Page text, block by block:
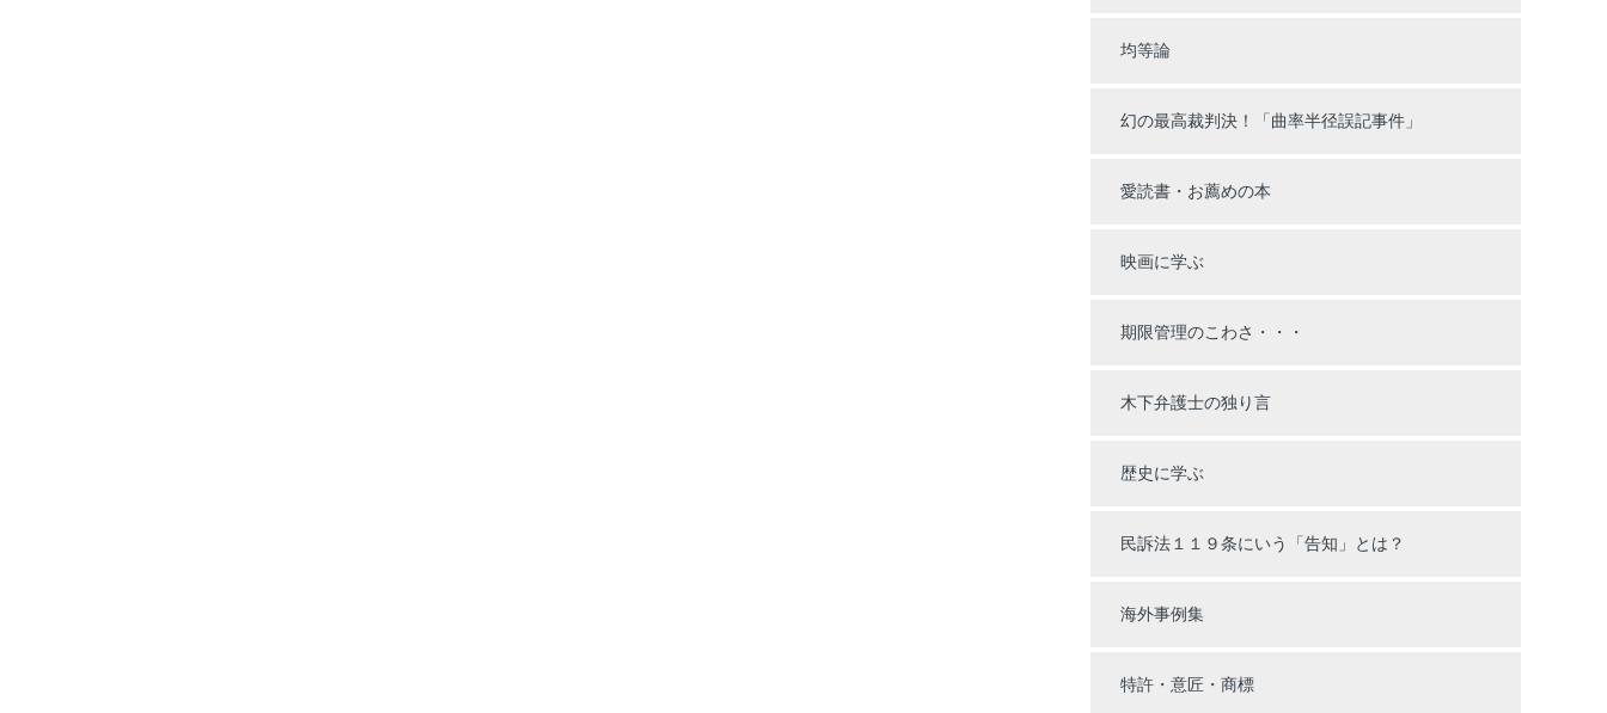
均等論
幻の最高裁判決！「曲率半径誤記事件」
愛読書・お薦めの本
映画に学ぶ
期限管理のこわさ・・・
木下弁護士の独り言
歴史に学ぶ
民訴法１１９条にいう「告知」とは？
海外事例集
特許・意匠・商標